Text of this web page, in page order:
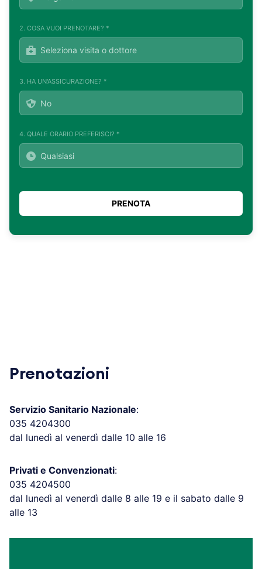
2. COSA VUOI PRENOTARE? *
3. HA UN'ASSICURAZIONE? *
4. QUALE ORARIO PREFERISCI? *
Prenotazioni
Servizio Sanitario Nazionale:
035 4204300
dal lunedì al venerdì dalle 10 alle 16
Privati e Convenzionati:
035 4204500
dal lunedì al venerdì dalle 8 alle 19 e il sabato dalle 9
alle 13